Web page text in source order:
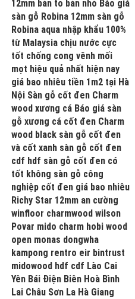
12mm bản to bản nhỏ Báo giá
sàn gỗ Robina 12mm sàn gỗ
Robina aqua nhập khẩu 100%
từ Malaysia chịu nước cực
tốt chống cong vênh mối
mọt hiệu quả nhất hiện nay
giá bao nhiêu tiền 1m2 tại Hà
Nội Sàn gỗ cốt đen Charm
wood xương cá Báo giá sàn
gỗ xương cá cốt đen Charm
wood black sàn gỗ cốt đen
và cốt xanh sàn gỗ cốt đen
cdf hdf sàn gỗ cốt đen có
tốt không sàn gỗ công
nghiệp cốt đen giá bao nhiêu
Richy Star 12mm an cường
winfloor charmwood wilson
Povar mido charm hobi wood
open monas dongwha
kampong rentro eir bintrust
midowood hdf cdf Lào Cai
Yên Bái Điện Biên Hoà Bình
Lai Châu Sơn La Hà Giang